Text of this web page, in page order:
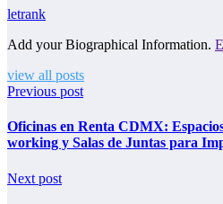
letrank
Add your Biographical Information.
view all posts
Previous post
Oficinas en Renta CDMX:
working y Salas de Juntas para
Next post